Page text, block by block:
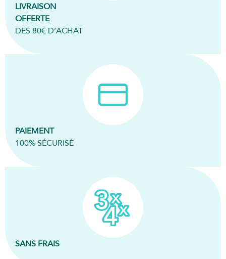
LIVRAISON
OFFERTE
DES 80€ D’ACHAT
PAIEMENT
100% SÉCURISÉ
SANS FRAIS